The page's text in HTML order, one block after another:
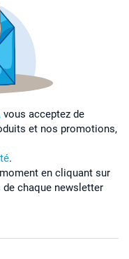
vous acceptez de
et nos promotions,
.
en cliquant sur
chaque newsletter